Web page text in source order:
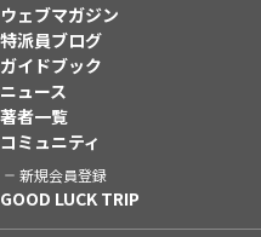
ウェブマガジン
特派員ブログ
ガイドブック
ニュース
著者一覧
コミュニティ
新規会員登録
GOOD LUCK TRIP